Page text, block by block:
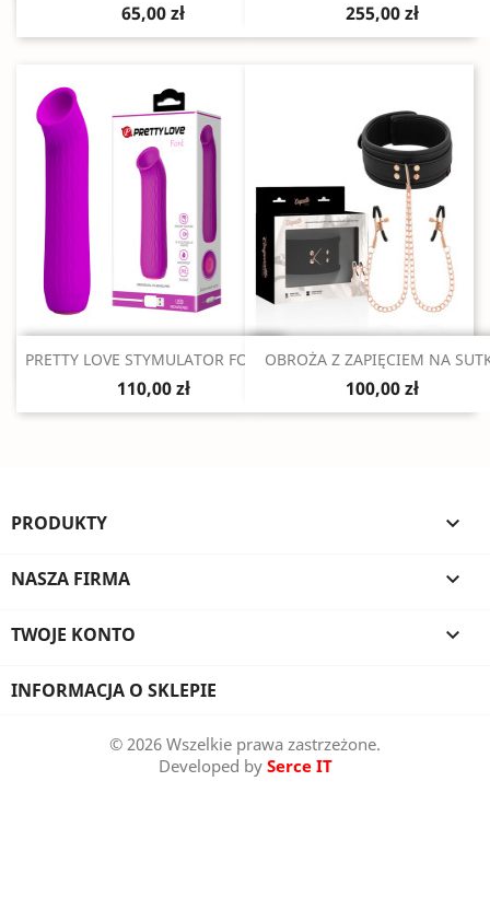
65,00 zł 255,00 zł
Szybki podgląd
PRETTY LOVE STYMULATOR FORD...
110,00 zł
Szybki podgląd
OBROŻA Z ZAPIĘCIEM NA
100,00 zł
PRODUKTY 
NASZA FIRMA 
TWOJE KONTO 
INFORMACJA O SKLEPIE
© 2026 Wszelkie prawa zastrzeżone.
Developed by Serce IT